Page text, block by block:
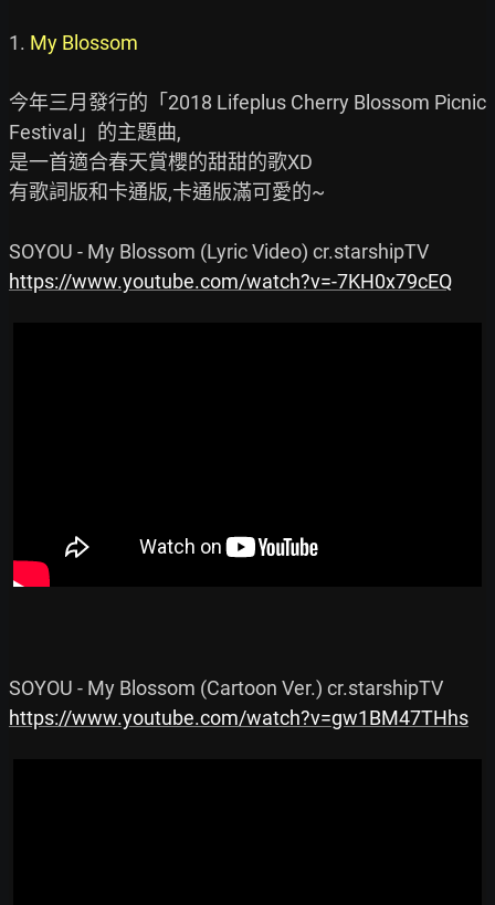
1. My Blossom
今年三月發行的「2018 Lifeplus Cherry Blossom Picnic
Festival」的主題曲,
是一首適合春天賞櫻的甜甜的歌XD
有歌詞版和卡通版,卡通版滿可愛的~
https://www.youtube.com/watch?v=-7KH0x79cEQ
https://www.youtube.com/watch?v=gw1BM47THhs